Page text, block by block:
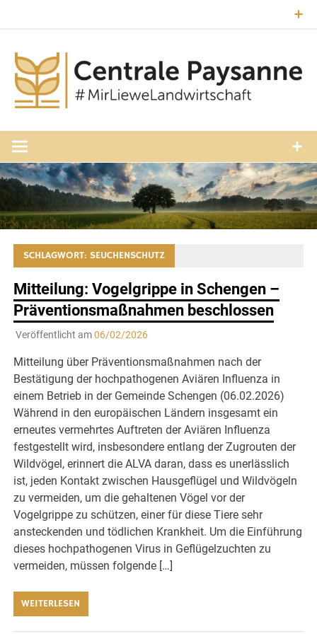
SCHLAGWORT: SEUCHENSCHUTZ
Mitteilung: Vogelgrippe in Schengen –
Präventionsmaßnahmen beschlossen
Veröffentlicht am06/02/2026
Mitteilung über Präventionsmaßnahmen nach der
Bestätigung der hochpathogenen Aviären Influenza in
einem Betrieb in der Gemeinde Schengen (06.02.2026)
Während in den europäischen Ländern insgesamt ein
erneutes vermehrtes Auftreten der Aviären Influenza
festgestellt wird, insbesondere entlang der Zugrouten der
Wildvögel, erinnert die ALVA daran, dass es unerlässlich
ist, jeden Kontakt zwischen Hausgeflügel und Wildvögeln
zu vermeiden, um die gehaltenen Vögel vor der
Vogelgrippe zu schützen, einer für diese Tiere sehr
ansteckenden und tödlichen Krankheit. Um die Einführung
dieses hochpathogenen Virus in Geflügelzuchten zu
vermeiden, müssen folgende […]
WEITERLESEN